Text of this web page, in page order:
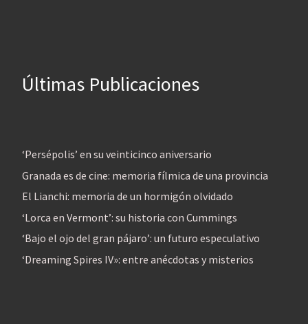
Últimas Publicaciones
‘Persépolis’ en su veinticinco aniversario
Granada es de cine: memoria fílmica de una provincia
El Lianchi: memoria de un hormigón olvidado
‘Lorca en Vermont’: su historia con Cummings
‘Bajo el ojo del gran pájaro’: un futuro especulativo
‘Dreaming Spires IV»: entre anécdotas y misterios